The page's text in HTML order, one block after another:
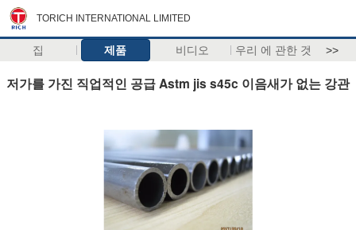
TORICH INTERNATIONAL LIMITED
집 제품 비디오 우리 에 관한 것 >>
저가를 가진 직업적인 공급 Astm jis s45c 이음새가 없는 강관